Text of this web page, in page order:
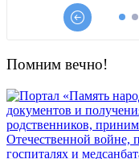
Помним вечно!